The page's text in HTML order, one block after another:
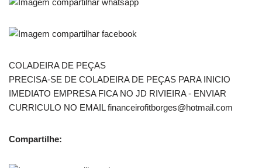
COLADEIRA DE PEÇAS
PRECISA-SE DE COLADEIRA DE PEÇAS PARA INICIO
IMEDIATO EMPRESA FICA NO JD RIVIEIRA - ENVIAR
CURRICULO NO EMAIL financeirofitborges@hotmail.com
Compartilhe: